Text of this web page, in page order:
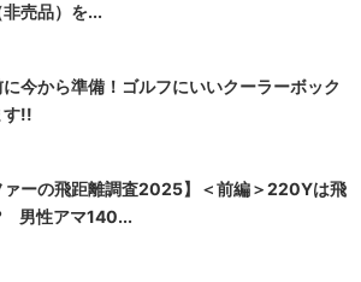
売品）を...
今から準備！ゴルフにいいクーラーボック
す!!
ァーの飛距離調査2025】＜前編＞220Yは飛
男性アマ140...